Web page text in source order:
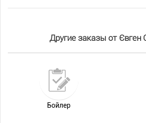
Другие заказы от Євген
Бойлер